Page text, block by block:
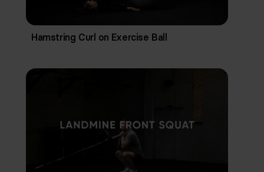
Hamstring Curl on Exercise Ball